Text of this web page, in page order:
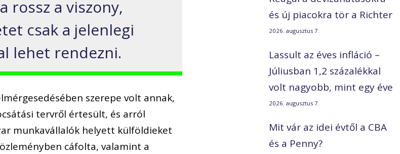
rossz a viszony,
csak a jelenlegi
lehet rendezni.
szerepe volt annak,
tervről értesült, és arról
munkavállalók helyett külföldieket
cáfolta, valamint a
és új piacokra tör a Richter
2026. augusztus 7.
Lassult az éves infláció –
Júliusban 1,2 százalékkal
volt nagyobb, mint egy éve
2026. augusztus 7.
Mit vár az idei évtől a CBA
és a Penny?